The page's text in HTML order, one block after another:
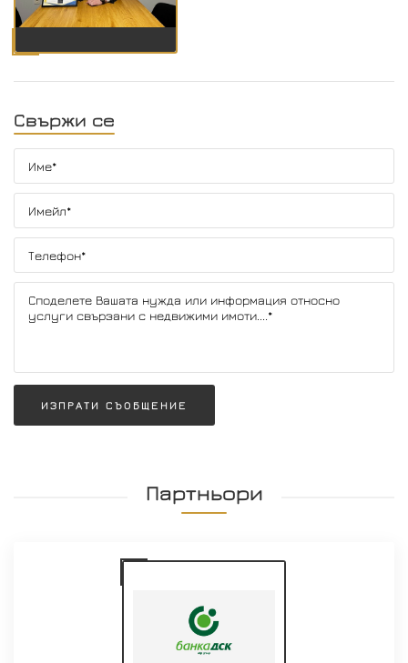
Свържи се
ИЗПРАТИ СЪОБЩЕНИЕ
Партньори